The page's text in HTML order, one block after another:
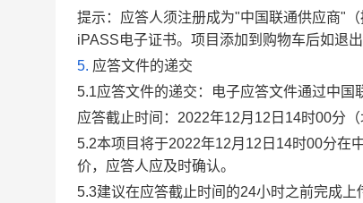
提示：应答人须注册成为"中国联通供应商"
iPASS电子证书。项目添加到购物车后如退
5. 应答文件的递交
5.1应答文件的递交：电子应答文件通过中国
应答截止时间：2022年12月12日14时00分（
5.2本项目将于2022年12月12日14时00分在
价，应答人应及时确认。
5.3建议在应答截止时间的24小时之前完成